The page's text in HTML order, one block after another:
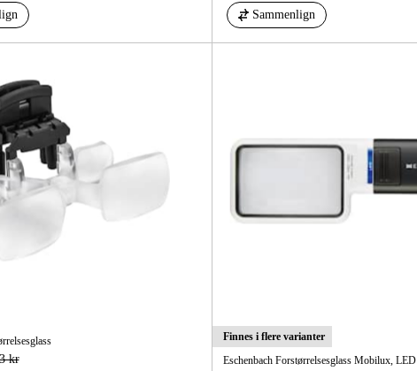
Sammenlign
kr
Finnes i flere varianter
Eschenbach Forstørrelsesglass Mobilux, LED